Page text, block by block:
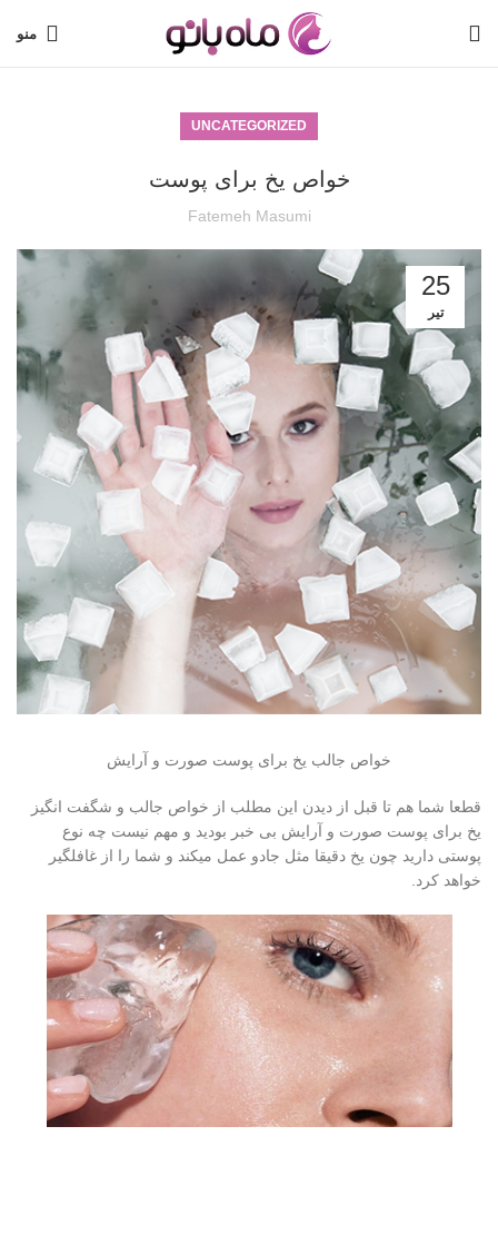
منو
UNCATEGORIZED
خواص یخ برای پوست
Fatemeh Masumi
25
تیر
خواص جالب یخ برای پوست صورت و آرایش
قطعا شما هم تا قبل از دیدن این مطلب از خواص جالب و شگفت انگیز
یخ برای پوست صورت و آرایش بی خبر بودید و مهم نیست چه نوع
پوستی دارید چون یخ دقیقا مثل جادو عمل میکند و شما را از غافلگیر
خواهد کرد.